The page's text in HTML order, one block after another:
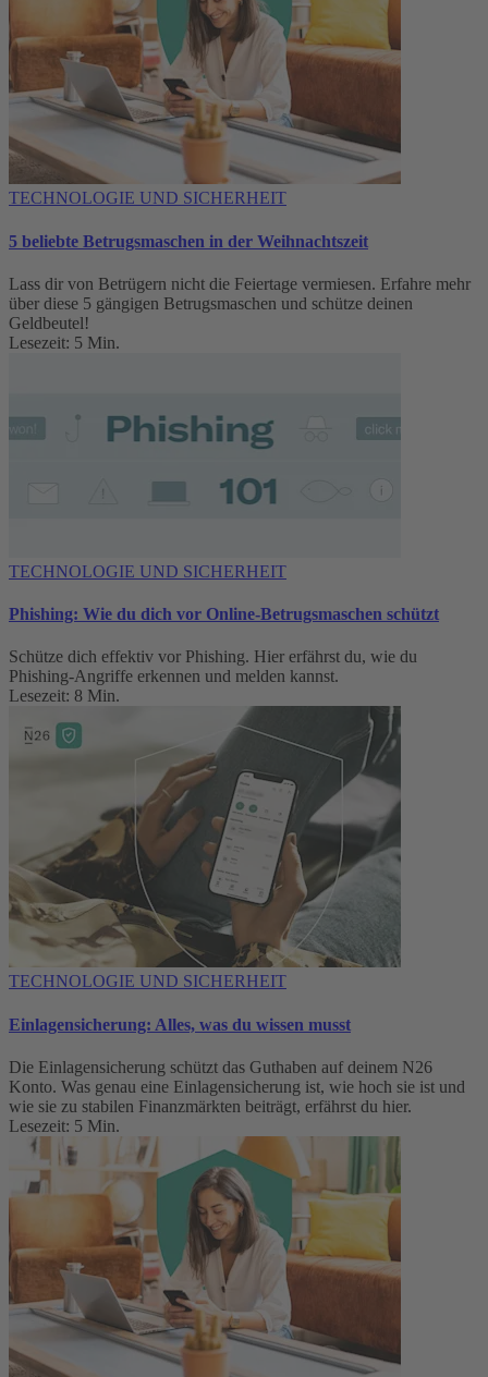
TECHNOLOGIE UND SICHERHEIT
5 beliebte Betrugsmaschen in der Weihnachtszeit
Lass dir von Betrügern nicht die Feiertage vermiesen. Erfahre mehr
über diese 5 gängigen Betrugsmaschen und schütze deinen
Geldbeutel!
Lesezeit: 5 Min.
TECHNOLOGIE UND SICHERHEIT
Phishing: Wie du dich vor Online-Betrugsmaschen schützt
Schütze dich effektiv vor Phishing. Hier erfährst du, wie du
Phishing-Angriffe erkennen und melden kannst.
Lesezeit: 8 Min.
TECHNOLOGIE UND SICHERHEIT
Einlagensicherung: Alles, was du wissen musst
Die Einlagensicherung schützt das Guthaben auf deinem N26
Konto. Was genau eine Einlagensicherung ist, wie hoch sie ist und
wie sie zu stabilen Finanzmärkten beiträgt, erfährst du hier.
Lesezeit: 5 Min.